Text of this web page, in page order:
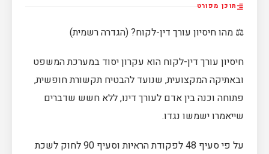
תוכן מפורט
⚖️ מהו חיסיון עורך דין-לקוח? (הגדרה רשמית)
חיסיון עורך דין-לקוח הוא עקרון יסוד במערכת המשפט
ובאתיקה המקצועית, שנועד להבטיח תקשורת חופשית,
פתוחה וכנה בין אדם לעורך דינו, ללא חשש שדברים
שייאמרו ישמשו נגדו.
על פי סעיף 48 לפקודת הראיות וסעיף 90 לחוק לשכת